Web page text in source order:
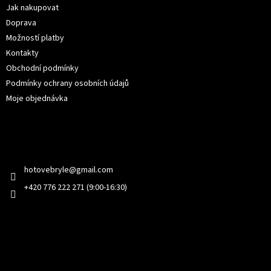
Jak nakupovat
Doprava
Možností platby
Kontakty
Obchodní podmínky
Podmínky ochrany osobních údajů
Moje objednávka
hotovebryle@gmail.com
+420 776 222 271 (9:00-16:30)